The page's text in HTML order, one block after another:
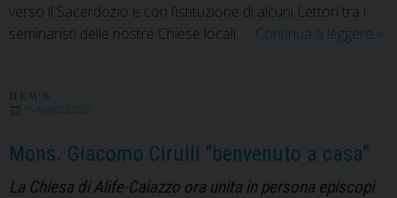
verso il Sacerdozio e con l’istituzione di alcuni Lettori tra i
seminaristi delle nostre Chiese locali. … Continua a leggere »
16 MARZO 2021
Mons. Giacomo Cirulli “benvenuto a casa”
La Chiesa di Alife-Caiazzo ora unita in persona episcopi